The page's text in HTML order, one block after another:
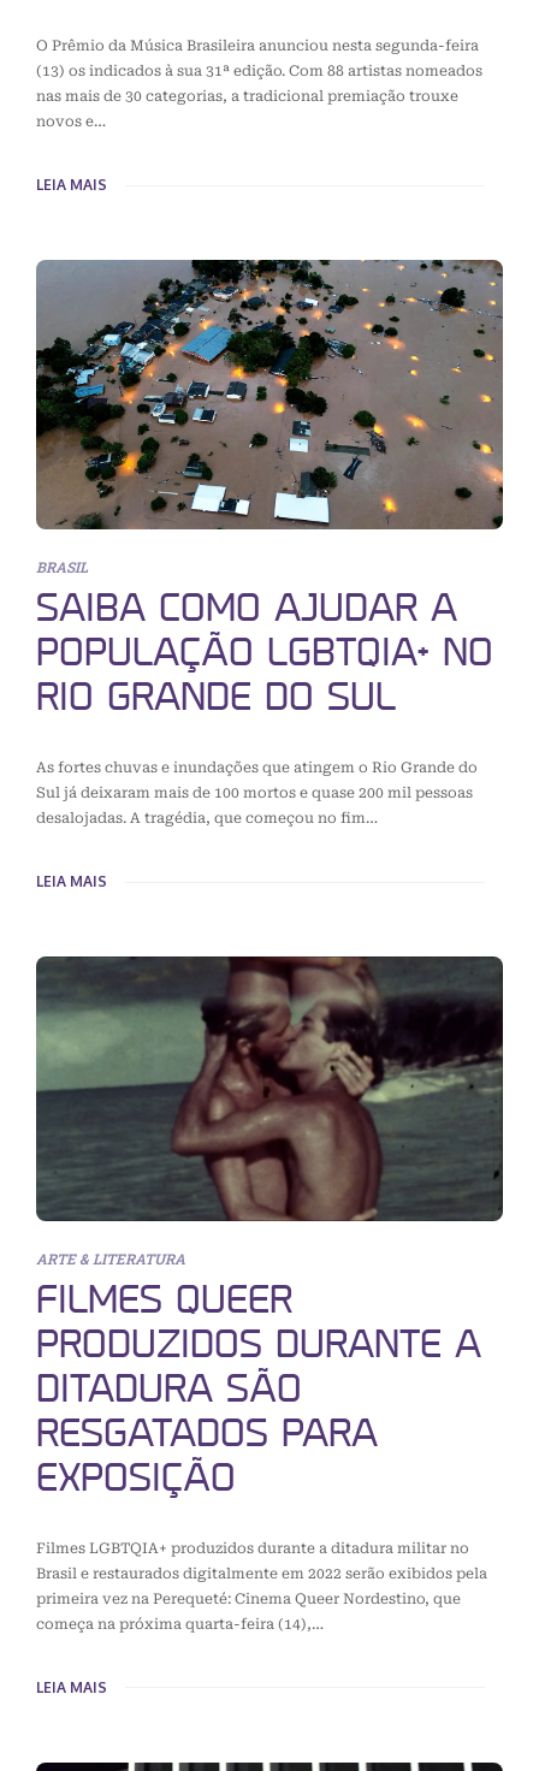
O Prêmio da Música Brasileira anunciou nesta segunda-feira
(13) os indicados à sua 31ª edição. Com 88 artistas nomeados
nas mais de 30 categorias, a tradicional premiação trouxe
novos e…
LEIA MAIS
BRASIL
SAIBA COMO AJUDAR A
POPULAÇÃO LGBTQIA+ NO
RIO GRANDE DO SUL
As fortes chuvas e inundações que atingem o Rio Grande do
Sul já deixaram mais de 100 mortos e quase 200 mil pessoas
desalojadas. A tragédia, que começou no fim…
LEIA MAIS
ARTE & LITERATURA
FILMES QUEER
PRODUZIDOS DURANTE A
DITADURA SÃO
RESGATADOS PARA
EXPOSIÇÃO
Filmes LGBTQIA+ produzidos durante a ditadura militar no
Brasil e restaurados digitalmente em 2022 serão exibidos pela
primeira vez na Perequeté: Cinema Queer Nordestino, que
começa na próxima quarta-feira (14),…
LEIA MAIS